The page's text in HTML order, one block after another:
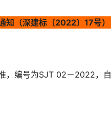
知（深建标〔2022〕17号）
，编号为SJT 02－2022，自